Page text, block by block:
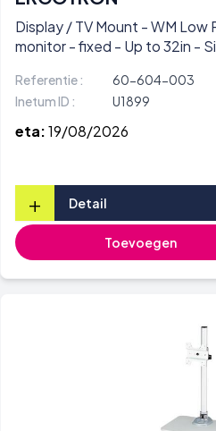
Display / TV Mount - WM Low
monitor - fixed - Up to 32in -
Referentie :
60-604-003
Inetum ID :
U1899
eta:19/08/2026
+ Detail
Toevoegen